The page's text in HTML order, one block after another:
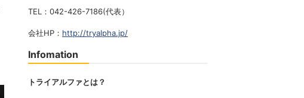
TEL：042-426-7186(代表）
会社HP： http://tryalpha.jp/
Infomation
トライアルファとは？